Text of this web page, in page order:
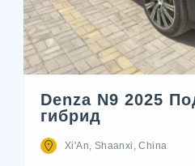
Denza N9 2025
гибрид
Xi'An, Shaanxi, China